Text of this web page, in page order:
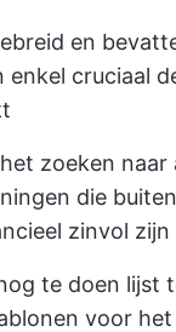
en
cruciaal
zoeken
die
zinvol zijn
te doen lijst
voor